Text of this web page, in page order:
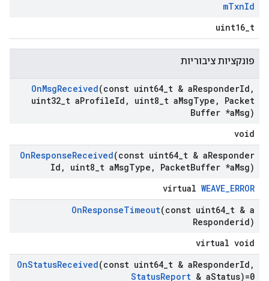
mTxnId
uint16_t
פונקציות ציבוריות
OnMsgReceived(const uint64 t & aResponderId ,
uint32 t aProfileId , uint8 t aMsgType ,
Packet
Buffer *aMsg)
void
OnResponseReceived(const uint64 t & aResponder
Id , uint8 t aMsgType , PacketBuffer *aMsg)
virtual WEAVE_ERROR
OnResponseTimeout(const uint64 t & a
Responderid)
virtual void
OnStatusReceived(const uint64 t & aResponderId ,
StatusReport & aStatus)=0